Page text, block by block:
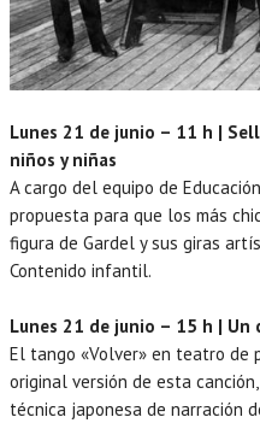
Lunes 21 de junio – 11 h |
niños y niñas
A cargo del equipo de
propuesta para que los más
figura de Gardel y sus giras
Contenido infantil.
Lunes 21 de junio – 15 h | Un
El tango «Volver» en teatro de
original versión de esta
técnica japonesa de narración